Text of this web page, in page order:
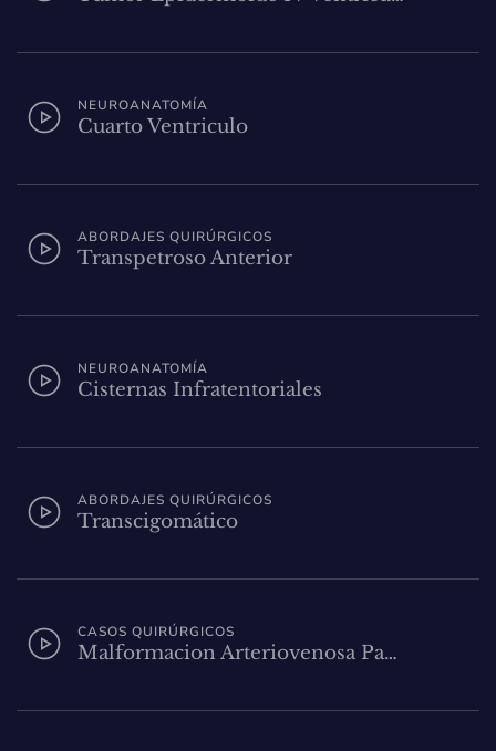
NEUROANATOMÍA
Cuarto Ventriculo
ABORDAJES QUIRÚRGICOS
Transpetroso Anterior
NEUROANATOMÍA
Cisternas Infratentoriales
ABORDAJES QUIRÚRGICOS
Transcigomático
CASOS QUIRÚRGICOS
Malformacion Arteriovenosa Pa…